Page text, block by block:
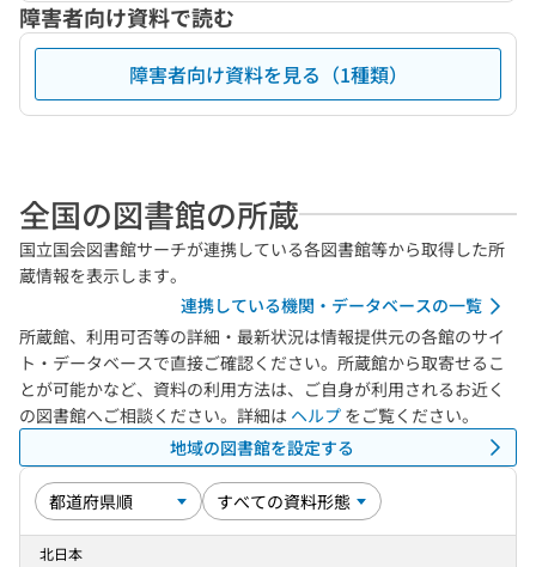
障害者向け資料で読む
障害者向け資料を見る（1種類）
全国の図書館の所蔵
国立国会図書館サーチが連携している各図書館等から取得した所
蔵情報を表示します。
連携している機関・データベースの一覧
所蔵館、利用可否等の詳細・最新状況は情報提供元の各館のサイ
ト・データベースで直接ご確認ください。所蔵館から取寄せるこ
とが可能かなど、資料の利用方法は、ご自身が利用されるお近く
の図書館へご相談ください。詳細は ヘルプ をご覧ください。
地域の図書館を設定する
北日本